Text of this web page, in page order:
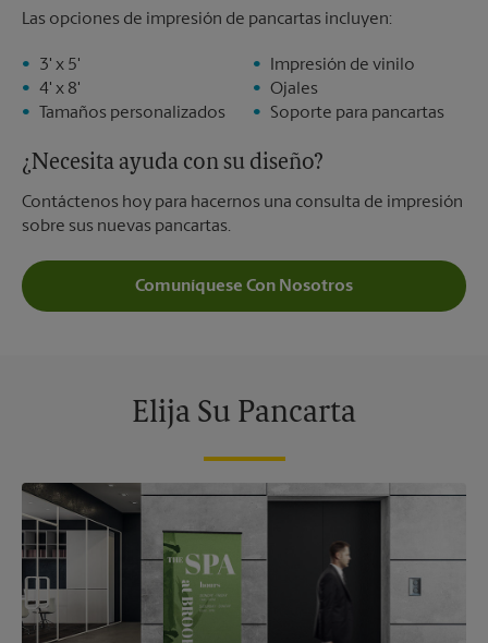
Las opciones de impresión de pancartas incluyen:
3' x 5'
4' x 8'
Tamaños personalizados
Impresión de vinilo
Ojales
Soporte para pancartas
¿Necesita ayuda con su diseño?
Contáctenos hoy para hacernos una consulta de impresión
sobre sus nuevas pancartas.
Comuníquese Con Nosotros
Elija Su Pancarta